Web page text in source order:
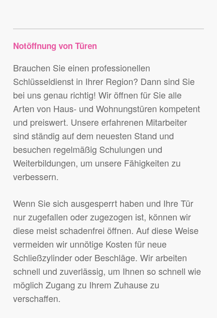
Notöffnung von Türen
Brauchen Sie einen professionellen
Schlüsseldienst in Ihrer Region? Dann sind Sie
bei uns genau richtig! Wir öffnen für Sie alle
Arten von Haus- und Wohnungstüren kompetent
und preiswert. Unsere erfahrenen Mitarbeiter
sind ständig auf dem neuesten Stand und
besuchen regelmäßig Schulungen und
Weiterbildungen, um unsere Fähigkeiten zu
verbessern.
Wenn Sie sich ausgesperrt haben und Ihre Tür
nur zugefallen oder zugezogen ist, können wir
diese meist schadenfrei öffnen. Auf diese Weise
vermeiden wir unnötige Kosten für neue
Schließzylinder oder Beschläge. Wir arbeiten
schnell und zuverlässig, um Ihnen so schnell wie
möglich Zugang zu Ihrem Zuhause zu
verschaffen.